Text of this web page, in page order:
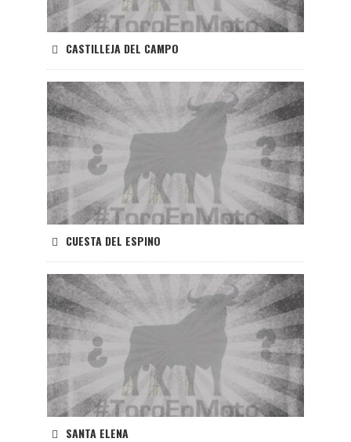
CASTILLEJA DEL CAMPO
CUESTA DEL ESPINO
SANTA ELENA